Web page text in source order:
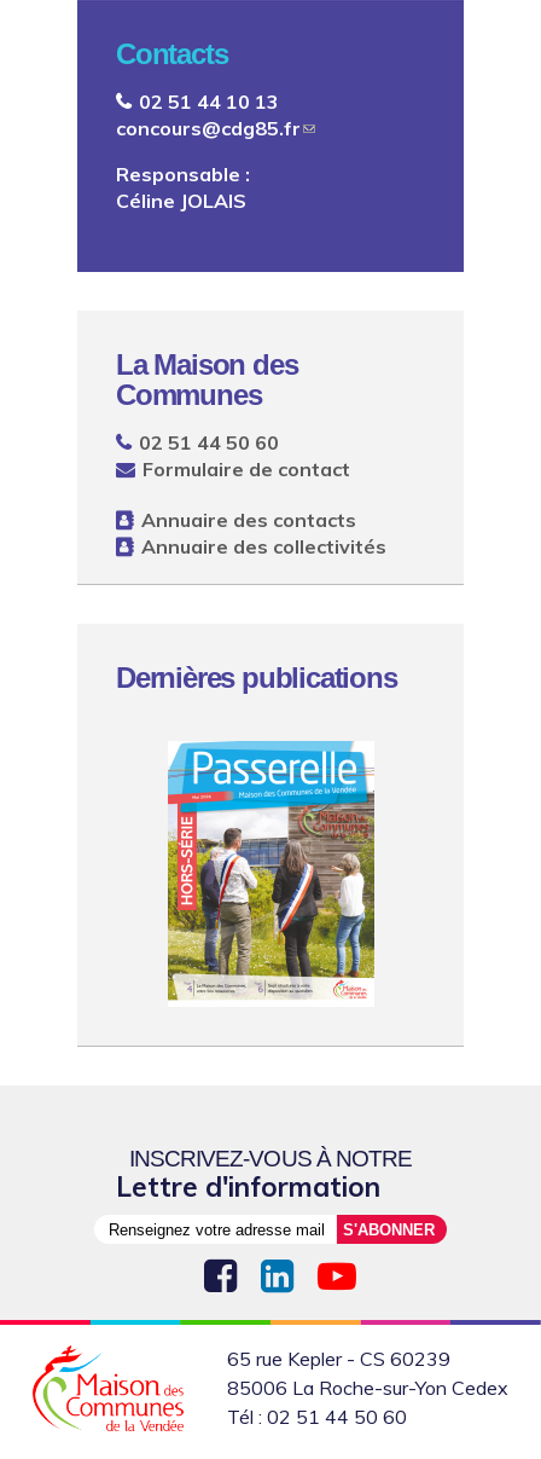
Contacts
02 51 44 10 13
concours@cdg85.fr
Responsable :
Céline JOLAIS
La Maison des
Communes
02 51 44 50 60
Formulaire de contact
Annuaire des contacts
Annuaire des collectivités
Dernières publications
INSCRIVEZ-VOUS À NOTRE
Lettre d'information
65 rue Kepler - CS 60239
85006 La Roche-sur-Yon Cedex
Tél : 02 51 44 50 60